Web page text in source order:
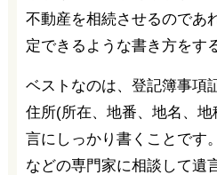
不動産を相続させるのであ
定できるような書き方をす
ベストなのは、登記簿事項
住所(所在、地番、地名、
言にしっかり書くことです
などの専門家に相談して遺